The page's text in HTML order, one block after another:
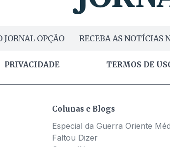
JORNAL OPÇÃO RECEBA AS NOTÍCIAS
PRIVACIDADE TERMOS DE
Colunas e Blogs
Especial da Guerra Oriente
Faltou Dizer